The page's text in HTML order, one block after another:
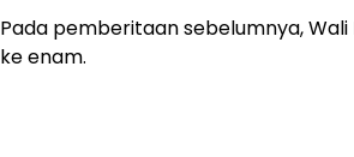
Pada pemberitaan sebelumnya, Wali
ke enam.